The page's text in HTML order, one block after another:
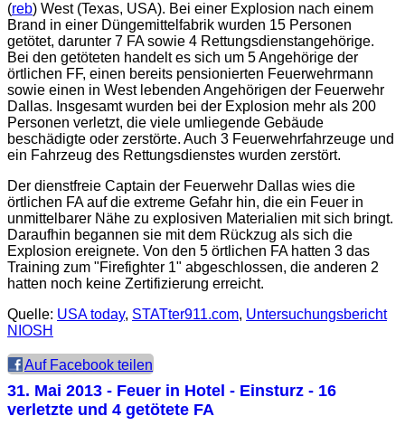
(reb) West (Texas, USA). Bei einer Explosion nach einem
Brand in einer Düngemittelfabrik wurden 15 Personen
getötet, darunter 7 FA sowie 4 Rettungsdienstangehörige.
Bei den getöteten handelt es sich um 5 Angehörige der
örtlichen FF, einen bereits pensionierten Feuerwehrmann
sowie einen in West lebenden Angehörigen der Feuerwehr
Dallas. Insgesamt wurden bei der Explosion mehr als 200
Personen verletzt, die viele umliegende Gebäude
beschädigte oder zerstörte. Auch 3 Feuerwehrfahrzeuge und
ein Fahrzeug des Rettungsdienstes wurden zerstört.
Der dienstfreie Captain der Feuerwehr Dallas wies die
örtlichen FA auf die extreme Gefahr hin, die ein Feuer in
unmittelbarer Nähe zu explosiven Materialien mit sich bringt.
Daraufhin begannen sie mit dem Rückzug als sich die
Explosion ereignete. Von den 5 örtlichen FA hatten 3 das
Training zum "Firefighter 1" abgeschlossen, die anderen 2
hatten noch keine Zertifizierung erreicht.
Quelle: USA today, STATter911.com, Untersuchungsbericht
NIOSH
Auf Facebook teilen
31. Mai 2013 - Feuer in Hotel - Einsturz - 16
verletzte und 4 getötete FA